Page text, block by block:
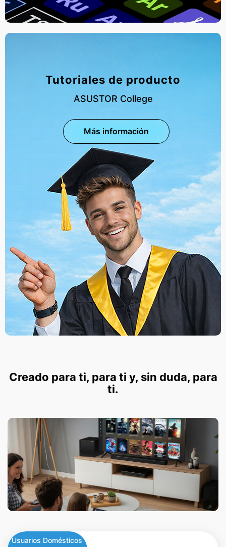
Tutoriales de producto
ASUSTOR College
Más información
Creado para ti, para ti y, sin duda, para
ti.
Usuarios Domésticos